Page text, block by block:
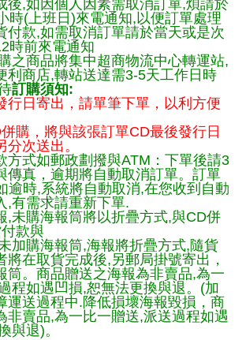
後,如因個人因素需取消訂單,煩請於
時(上班日)來電通知,以便訂單處理
付款,如需取消訂單請於當天或是次
時前來電通知
之商品將集中超商物流中心轉運站,
利商店,轉站送達需3-5天工作日時
訂購須知:
行日寄出，請單筆下單，以利方便
購，將與該張訂單CD最後發行日
分次送出。
方式如郵政劃撥與ATM：下單後請3
傳真，逾期將自動取消訂單。訂單
逾時,系統將自動取消,在您收到自動
,有需求請重新下單.
,未購海報筒將以折疊方式,與CD併
款與
加購海報筒,海報將折疊方式,隨貨
將在取貨完成後,另郵局掛號寄出，
筒。商品贈送之海報為非賣品,為一
程如遇凹損,恕無法更換與退。(加
運送過程中.降低損壞海報毀損，商
非賣品,為一比一贈送,派送過程如遇
與退)。